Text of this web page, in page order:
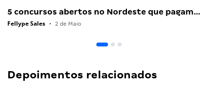
5 concursos abertos no Nordeste que pagam…
Fellype Sales • 2 de Maio
Depoimentos relacionados